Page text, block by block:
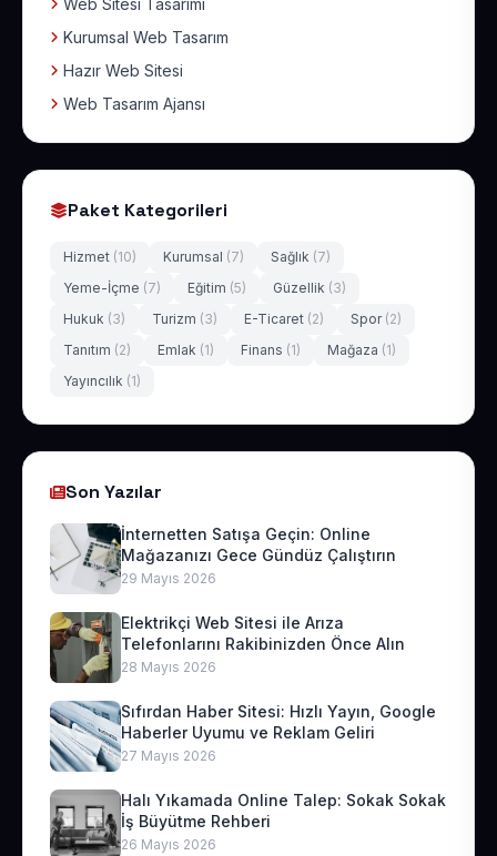
Web Sitesi Tasarımı
Kurumsal Web Tasarım
Hazır Web Sitesi
Web Tasarım Ajansı
Paket Kategorileri
Hizmet (10) Kurumsal (7) Sağlık (7)
Yeme-İçme (7) Eğitim (5) Güzellik (3)
Hukuk (3) Turizm (3) E-Ticaret (2) Spor (2)
Tanıtım (2) Emlak (1) Finans (1) Mağaza (1)
Yayıncılık (1)
Son Yazılar
İnternetten Satışa Geçin: Online
Mağazanızı Gece Gündüz Çalıştırın
29 Mayıs 2026
Elektrikçi Web Sitesi ile Arıza
Telefonlarını Rakibinizden Önce Alın
28 Mayıs 2026
Sıfırdan Haber Sitesi: Hızlı Yayın, Google
Haberler Uyumu ve Reklam Geliri
27 Mayıs 2026
Halı Yıkamada Online Talep: Sokak Sokak
İş Büyütme Rehberi
26 Mayıs 2026